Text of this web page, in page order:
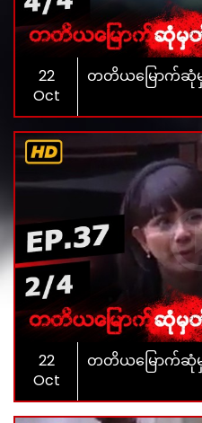
22
Oct
တတိယမြောက်ဆုံမှ
22
Oct
တတိယမြောက်ဆုံမှ